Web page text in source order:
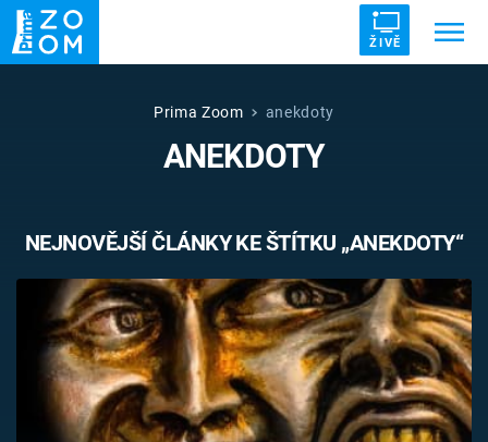
ŽIVĚ
UFO DRUHÁ SVĚTOVÁ VÁLKA
VETŘELCI DÁVNOVĚKU
Témata
Témata
Pořady
Prima Zoom anekdoty
ANEKDOTY
NEJNOVĚJŠÍ ČLÁNKY KE ŠTÍTKU „ANEKDOTY“